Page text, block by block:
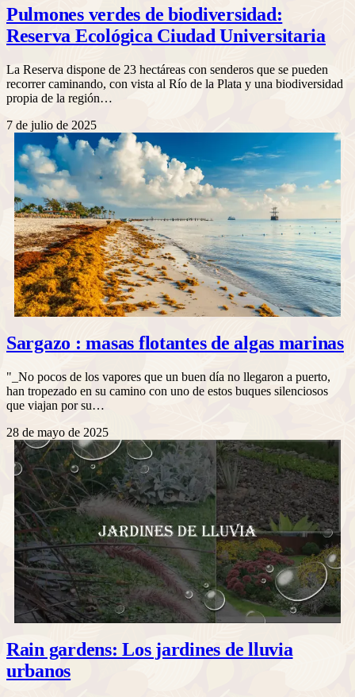
Pulmones verdes de biodiversidad:
Reserva Ecológica Ciudad Universitaria
La Reserva dispone de 23 hectáreas con senderos que se pueden
recorrer caminando, con vista al Río de la Plata y una biodiversidad
propia de la región…
7 de julio de 2025
Sargazo : masas flotantes de algas marinas
"_No pocos de los vapores que un buen día no llegaron a puerto,
han tropezado en su camino con uno de estos buques silenciosos
que viajan por su…
28 de mayo de 2025
Rain gardens: Los jardines de lluvia
urbanos